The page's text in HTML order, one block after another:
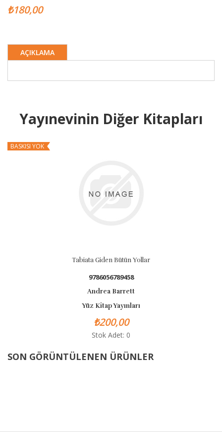
₺180,00
AÇIKLAMA
Yayınevinin Diğer Kitapları
BASKISI YOK
Tabiata Giden Bütün Yollar
9786056789458
Andrea Barrett
Yüz Kitap Yayınları
₺200,00
Stok Adet: 0
SON GÖRÜNTÜLENEN ÜRÜNLER